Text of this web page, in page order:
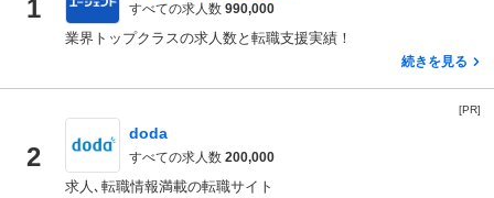
1 すべての求人数 990,000
業界トップクラスの求人数と転職支援実績！
続きを見る
[PR]
2
doda
すべての求人数 200,000
求人､転職情報満載の転職サイト